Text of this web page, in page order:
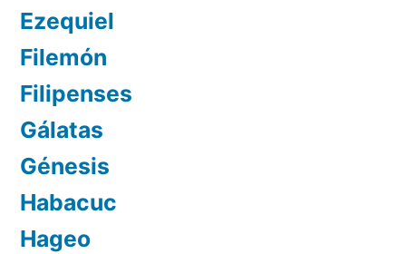
Ezequiel
Filemón
Filipenses
Gálatas
Génesis
Habacuc
Hageo